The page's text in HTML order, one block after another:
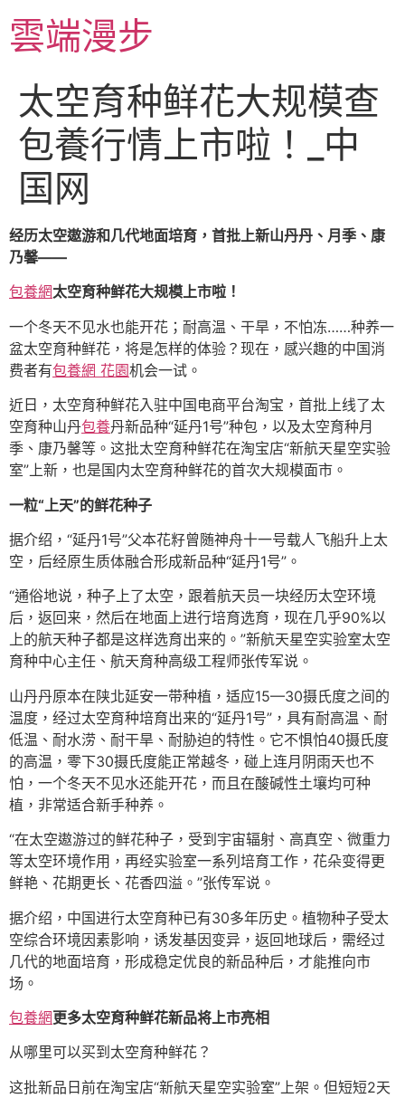
至雲端漫步
太空育种鲜花大规模查
包養行情上市啦！_中
国网
经历太空遨游和几代地面培育，首批上新山丹丹、月季、康
乃馨——
包養網太空育种鲜花大规模上市啦！
一个冬天不见水也能开花；耐高温、干旱，不怕冻……种养一
盆太空育种鲜花，将是怎样的体验？现在，感兴趣的中国消
费者有包養網 花園机会一试。
近日，太空育种鲜花入驻中国电商平台淘宝，首批上线了太
空育种山丹包養丹新品种“延丹1号”种包，以及太空育种月
季、康乃馨等。这批太空育种鲜花在淘宝店“新航天星空实验
室”上新，也是国内太空育种鲜花的首次大规模面市。
一粒“上天”的鲜花种子
据介绍，“延丹1号”父本花籽曾随神舟十一号载人飞船升上太
空，后经原生质体融合形成新品种“延丹1号”。
“通俗地说，种子上了太空，跟着航天员一块经历太空环境
后，返回来，然后在地面上进行培育选育，现在几乎90%以
上的航天种子都是这样选育出来的。”新航天星空实验室太空
育种中心主任、航天育种高级工程师张传军说。
山丹丹原本在陕北延安一带种植，适应15—30摄氏度之间的
温度，经过太空育种培育出来的“延丹1号”，具有耐高温、耐
低温、耐水涝、耐干旱、耐胁迫的特性。它不惧怕40摄氏度
的高温，零下30摄氏度能正常越冬，碰上连月阴雨天也不
怕，一个冬天不见水还能开花，而且在酸碱性土壤均可种
植，非常适合新手种养。
“在太空遨游过的鲜花种子，受到宇宙辐射、高真空、微重力
等太空环境作用，再经实验室一系列培育工作，花朵变得更
鲜艳、花期更长、花香四溢。”张传军说。
据介绍，中国进行太空育种已有30多年历史。植物种子受太
空综合环境因素影响，诱发基因变异，返回地球后，需经过
几代的地面培育，形成稳定优良的新品种后，才能推向市
场。
包養網更多太空育种鲜花新品将上市亮相
从哪里可以买到太空育种鲜花？
这批新品日前在淘宝店“新航天星空实验室”上架。但短短2天